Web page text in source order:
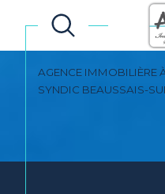
AGENCE IMMOBILIÈRE
SYNDIC BEAUSSAIS-